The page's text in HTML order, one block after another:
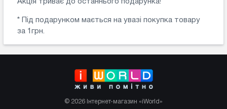
Акція триває до останнього подарунка!
* Під подарунком мається на увазі покупка товару
за 1грн.
© 2026 Інтернет-магазин «iWorld»